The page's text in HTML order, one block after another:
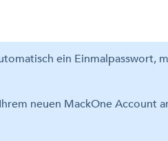
ein Einmalpasswort,
neuen MackOne Account